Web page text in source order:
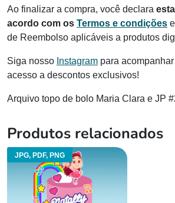
Ao finalizar a compra, você declara
acordo com os Termos e condições
de Reembolso aplicáveis a produtos
Siga nosso Instagram para
acesso a descontos exclusivos!
Arquivo topo de bolo Maria Clara e JP
Produtos relacionados
JPG, PDF, PNG